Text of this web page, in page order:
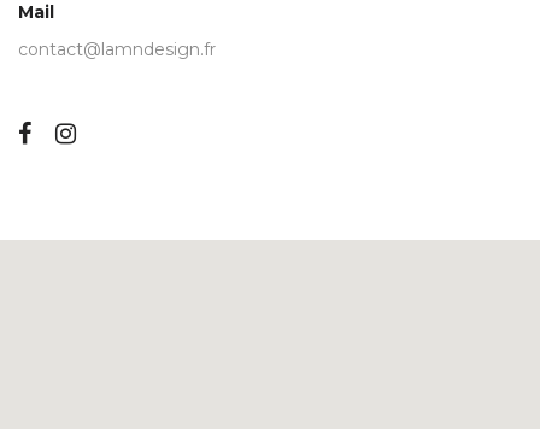
Mail
contact@lamndesign.fr